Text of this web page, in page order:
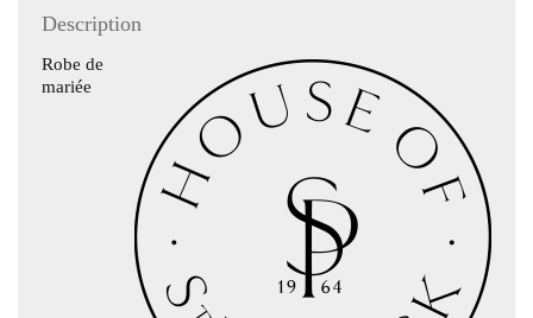
Description
Robe de
mariée